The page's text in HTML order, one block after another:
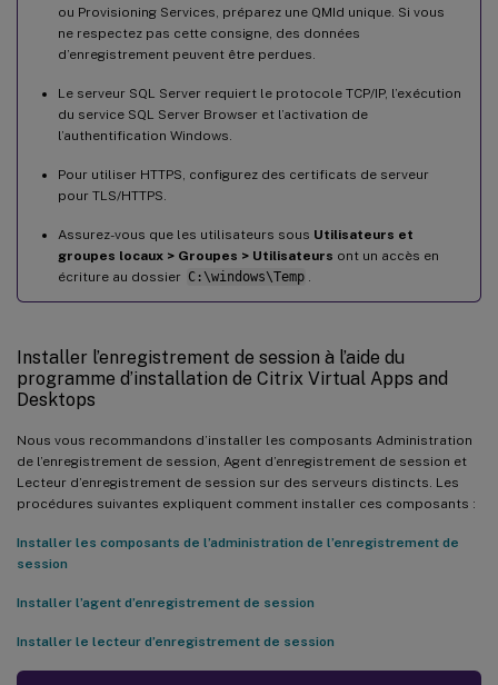
ou Provisioning Services, préparez une QMId unique. Si vous
ne respectez pas cette consigne, des données
d’enregistrement peuvent être perdues.
Le serveur SQL Server requiert le protocole TCP/IP, l’exécution
du service SQL Server Browser et l’activation de
l’authentification Windows.
Pour utiliser HTTPS, configurez des certificats de serveur
pour TLS/HTTPS.
Assurez-vous que les utilisateurs sous Utilisateurs et
groupes locaux > Groupes > Utilisateurs ont un accès en
écriture au dossier C:\windows\Temp
Installer l’enregistrement de session à l’aide du
programme d’installation de Citrix Virtual Apps and
Desktops
Nous vous recommandons d’installer les composants Administration
de l’enregistrement de session, Agent d’enregistrement de session et
Lecteur d’enregistrement de session sur des serveurs distincts. Les
procédures suivantes expliquent comment installer ces composants :
Installer les composants de l’administration de l’enregistrement de
session
Installer l’agent d’enregistrement de session
Installer le lecteur d’enregistrement de session